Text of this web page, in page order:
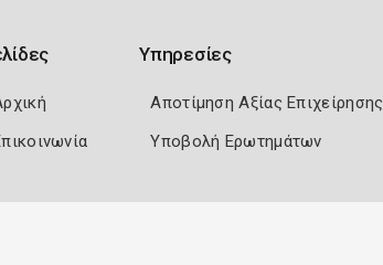
Υπηρεσίες
Αποτίμηση Αξίας Επιχείρησης
Υποβολή Ερωτημάτων